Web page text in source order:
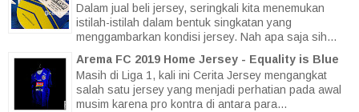
Dalam jual beli jersey, seringkali kita menemukan
istilah-istilah dalam bentuk singkatan yang
menggambarkan kondisi jersey. Nah apa saja sih...
Arema FC 2019 Home Jersey - Equality is Blue
Masih di Liga 1, kali ini Cerita Jersey mengangkat
salah satu jersey yang menjadi perhatian pada awal
musim karena pro kontra di antara para...